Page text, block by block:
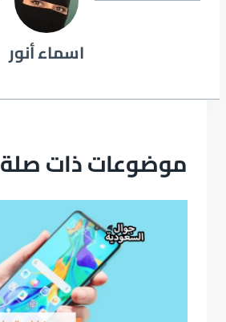
اسماء أنور
موضوعات ذات صلة